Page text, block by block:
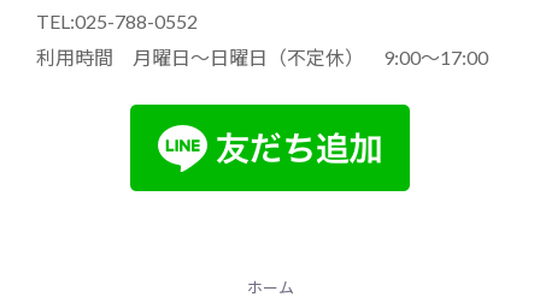
TEL:025-788-0552
利用時間 月曜日～日曜日（不定休） 9:00～17:00
ホーム